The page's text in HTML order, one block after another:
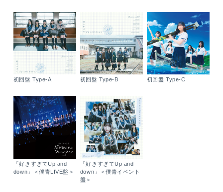
初回盤 Type-A 初回盤 Type-B 初回盤 Type-C
「好きすぎてUp and
down」＜僕青LIVE盤＞
「好きすぎてUp and
down」＜僕青イベント
盤＞